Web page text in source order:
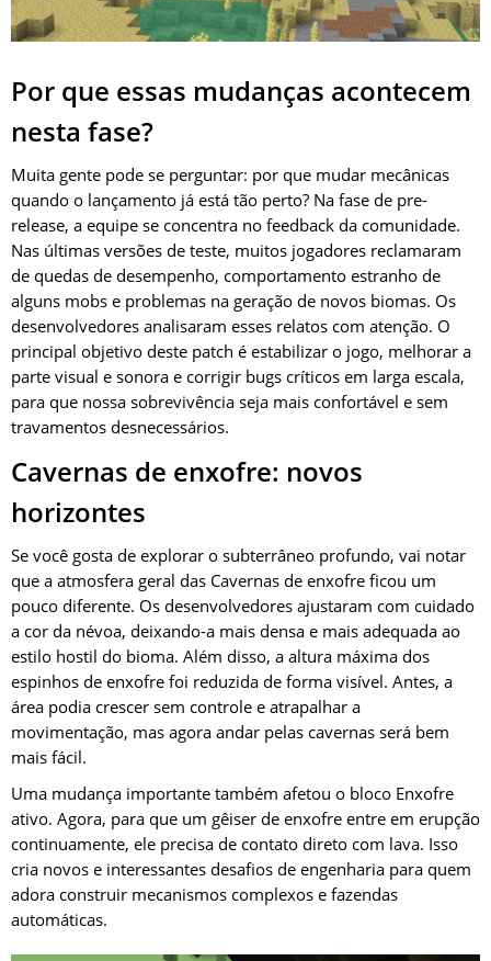
Por que essas mudanças acontecem
nesta fase?
Muita gente pode se perguntar: por que mudar mecânicas
quando o lançamento já está tão perto? Na fase de pre-
release, a equipe se concentra no feedback da comunidade.
Nas últimas versões de teste, muitos jogadores reclamaram
de quedas de desempenho, comportamento estranho de
alguns mobs e problemas na geração de novos biomas. Os
desenvolvedores analisaram esses relatos com atenção. O
principal objetivo deste patch é estabilizar o jogo, melhorar a
parte visual e sonora e corrigir bugs críticos em larga escala,
para que nossa sobrevivência seja mais confortável e sem
travamentos desnecessários.
Cavernas de enxofre: novos
horizontes
Se você gosta de explorar o subterrâneo profundo, vai notar
que a atmosfera geral das Cavernas de enxofre ficou um
pouco diferente. Os desenvolvedores ajustaram com cuidado
a cor da névoa, deixando-a mais densa e mais adequada ao
estilo hostil do bioma. Além disso, a altura máxima dos
espinhos de enxofre foi reduzida de forma visível. Antes, a
área podia crescer sem controle e atrapalhar a
movimentação, mas agora andar pelas cavernas será bem
mais fácil.
Uma mudança importante também afetou o bloco Enxofre
ativo. Agora, para que um gêiser de enxofre entre em erupção
continuamente, ele precisa de contato direto com lava. Isso
cria novos e interessantes desafios de engenharia para quem
adora construir mecanismos complexos e fazendas
automáticas.